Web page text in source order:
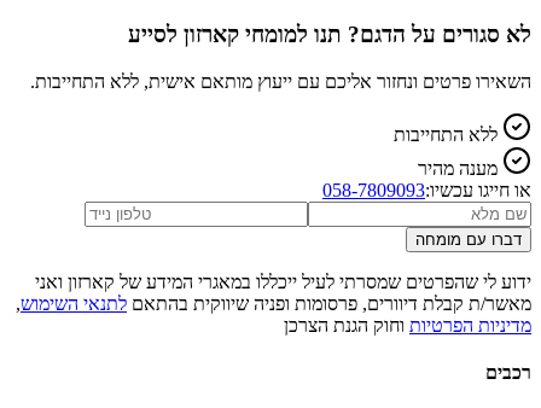
לא סגורים על הדגם? תנו למומחי קארזון לסייע
השאירו פרטים ונחזור אליכם עם ייעוץ מותאם אישית, ללא התחייבות.
ללא התחייבות
מענה מהיר
או חייגו עכשיו:058-7809093
דברו עם מומחה
ידוע לי שהפרטים שמסרתי לעיל ייכללו במאגרי המידע של קארזון ואני
מאשר/ת קבלת דיוורים, פרסומות ופניה שיווקית בהתאם לתנאי השימוש,
מדיניות הפרטיות וחוק הגנת הצרכן
רכבים